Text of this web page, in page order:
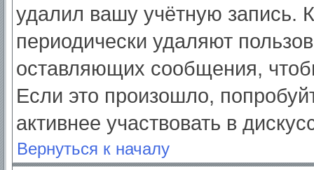
удалил вашу учётную запись.
периодически удаляют
оставляющих сообщения,
Если это произошло,
активнее участвовать в
Вернуться к началу